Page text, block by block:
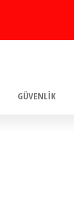
GÜVENLIK